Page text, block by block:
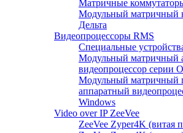
Матричные
Модульный матричный
Дельта
Видеопроцессоры RMS
Специальные
Модульный матричный
видеопроцессор серии
Модульный матричный
аппаратный
Windows
Video over IP ZeeVee
ZeeVee Zyper4K (витая